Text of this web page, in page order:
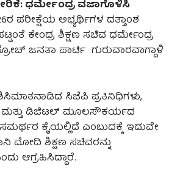
ಧರ್ಮೇಂದ್ರ ವಜಾಗೊಳಿಸಿ
ಪರೀಕ್ಷೆಯ ಅಭ್ಯರ್ಥಿಗಳ ದತ್ತಾಂಶ
ಕೇಂದ್ರ ಶಿಕ್ಷಣ ಸಚಿವ ಧರ್ಮೇಂದ್ರ
ಜನತಾ ಪಾರ್ಟಿ ಗುರುವಾರವಾಗ್ದಾಳಿ
ಸಿಜೆಪಿ ಪ್ರತಿನಿಧಿಗಳು,
ಮತ್ತು ಡಿಜಿಟಲ್‌ ಮೂಲಸೌಕರ್ಯದ
ಕೈಯಲ್ಲಿದೆ ಎಂಬುದಕ್ಕೆ ಇದುವೇ
ಮೋದಿ ಶಿಕ್ಷಣ ಸಚಿವರನ್ನು
ಆಗ್ರಹಿಸಿದ್ದಾರೆ.